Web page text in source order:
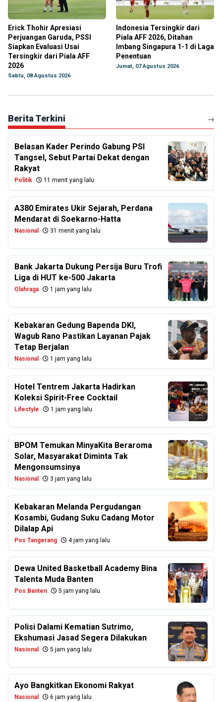
Erick Thohir Apresiasi
Perjuangan Garuda, PSSI
Siapkan Evaluasi Usai
Tersingkir dari Piala AFF
2026
Sabtu, 08 Agustus 2026
Indonesia Tersingkir dari
Piala AFF 2026, Ditahan
Imbang Singapura 1-1 di Laga
Penentuan
Jumat, 07 Agustus 2026
Berita Terkini
Belasan Kader Perindo Gabung PSI
Tangsel, Sebut Partai Dekat dengan
Rakyat
Politik 11 menit yang lalu
A380 Emirates Ukir Sejarah, Perdana
Mendarat di Soekarno-Hatta
Nasional 31 menit yang lalu
Bank Jakarta Dukung Persija Buru Trofi
Liga di HUT ke-500 Jakarta
Olahraga 1 jam yang lalu
Kebakaran Gedung Bapenda DKI,
Wagub Rano Pastikan Layanan Pajak
Tetap Berjalan
Nasional 1 jam yang lalu
Hotel Tentrem Jakarta Hadirkan
Koleksi Spirit-Free Cocktail
Lifestyle 1 jam yang lalu
BPOM Temukan MinyaKita Beraroma
Solar, Masyarakat Diminta Tak
Mengonsumsinya
Nasional 3 jam yang lalu
Kebakaran Melanda Pergudangan
Kosambi, Gudang Suku Cadang Motor
Dilalap Api
Pos Tangerang 4 jam yang lalu
Dewa United Basketball Academy Bina
Talenta Muda Banten
Pos Banten 5 jam yang lalu
Polisi Dalami Kematian Sutrimo,
Ekshumasi Jasad Segera Dilakukan
Nasional 5 jam yang lalu
Ayo Bangkitkan Ekonomi Rakyat
Nasional 6 jam yang lalu